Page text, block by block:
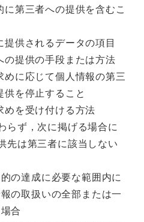
に第三者への提供を含むこ
提供されるデータの項目
の提供の手段または方法
めに応じて個人情報の第三
供を停止すること
めを受け付ける方法
らず，次に掲げる場合に
先は第三者に該当しない
の達成に必要な範囲内に
の取扱いの全部または一
合